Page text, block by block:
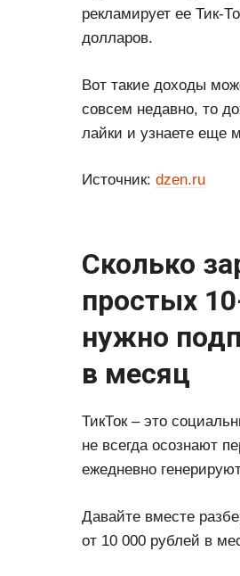
рекламирует ее Тик-
долларов.
Вот такие доходы
совсем недавно, то
лайки и узнаете еще
Источник: dzen.ru
Сколько
простых
нужно
в месяц
ТикТок – это
не всегда осознают
ежедневно
Давайте вместе
от 10 000 рублей в